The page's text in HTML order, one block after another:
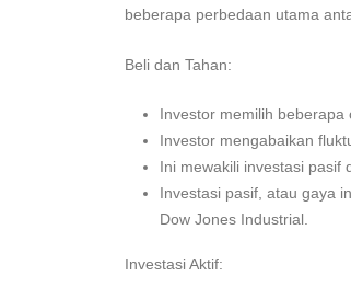
beberapa perbedaan utama
Beli dan Tahan:
Investor memilih beberapa
Investor mengabaikan
Ini mewakili investasi pasif
Investasi pasif, atau gaya
Dow Jones Industrial.
Investasi Aktif: